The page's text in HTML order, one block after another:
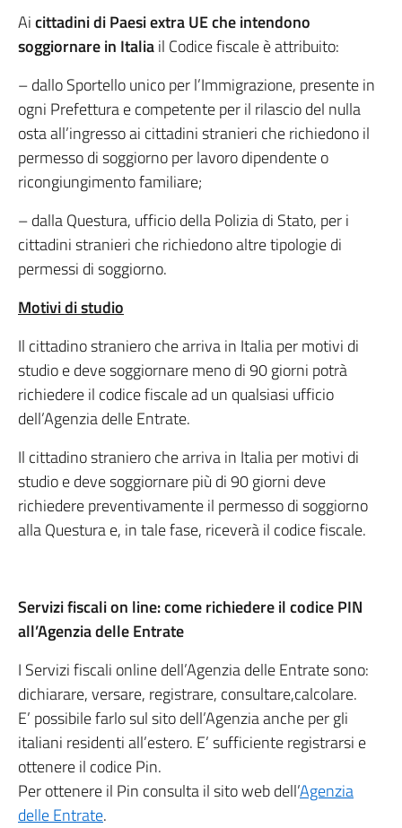
Aicittadini di Paesi extra UE che intendono
soggiornare in Italiail Codice fiscale è attribuito:
– dallo Sportello unico per l’Immigrazione, presente in
ogni Prefettura e competente per il rilascio del nulla
osta all’ingresso ai cittadini stranieri che richiedono il
permesso di soggiorno per lavoro dipendente o
ricongiungimento familiare;
– dalla Questura, ufficio della Polizia di Stato, per i
cittadini stranieri che richiedono altre tipologie di
permessi di soggiorno.
Motivi di studio
Il cittadino straniero che arriva in Italia per motivi di
studio e deve soggiornare meno di 90 giorni potrà
richiedere il codice fiscale ad un qualsiasi ufficio
dell’Agenzia delle Entrate.
Il cittadino straniero che arriva in Italia per motivi di
studio e deve soggiornare più di 90 giorni deve
richiedere preventivamente il permesso di soggiorno
alla Questura e, in tale fase, riceverà il codice fiscale.
Servizi fiscali on line: come richiedere il codice PIN
all’Agenzia delle Entrate
I Servizi fiscali online dell’Agenzia delle Entrate sono:
dichiarare, versare, registrare, consultare,calcolare.
E’ possibile farlo sul sito dell’Agenzia anche per gli
italiani residenti all’estero. E’ sufficiente registrarsi e
ottenere il codice Pin.
Per ottenere il Pin consulta il sito web dell’Agenzia
delle Entrate.